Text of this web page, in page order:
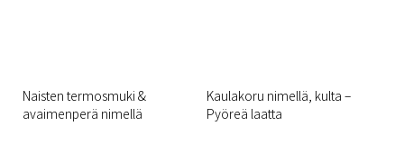
Naisten termosmuki &
avaimenperä nimellä
Kaulakoru nimellä, kulta –
Pyöreä laatta